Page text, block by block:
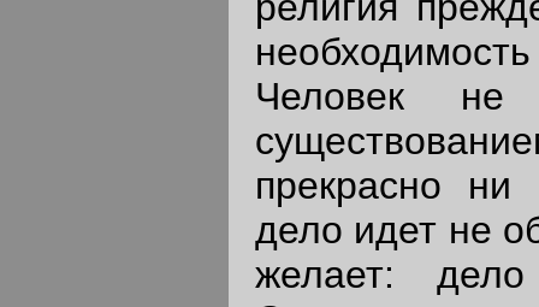
Человек не
прекрасно
дело идет не
желает: